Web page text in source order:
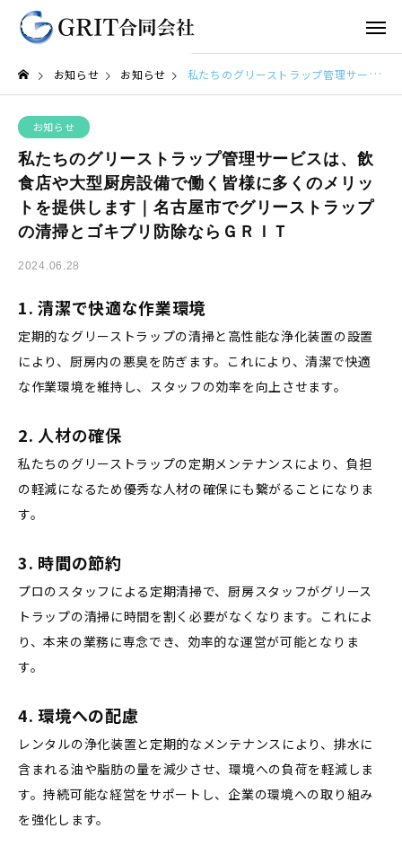
お知らせ お知らせ 私たちのグリーストラップ管理サービスは、飲食店や大型厨房設備で働く皆様に多くのメリットを提供します｜名古屋市でグリーストラップの清掃とゴキブリ防除ならＧＲＩＴ
お知らせ
私たちのグリーストラップ管理サービスは、飲
食店や大型厨房設備で働く皆様に多くのメリッ
トを提供します｜名古屋市でグリーストラップ
の清掃とゴキブリ防除ならＧＲＩＴ
2024.06.28
1.清潔で快適な作業環境
定期的なグリーストラップの清掃と高性能な浄化装置の設置
により、厨房内の悪臭を防ぎます。これにより、清潔で快適
な作業環境を維持し、スタッフの効率を向上させます。
2. 人材の確保
私たちのグリーストラップの定期メンテナンスにより、負担
の軽減になるため優秀な人材の確保にも繋がることになりま
す。
3. 時間の節約
プロのスタッフによる定期清掃で、厨房スタッフがグリース
トラップの清掃に時間を割く必要がなくなります。これによ
り、本来の業務に専念でき、効率的な運営が可能となりま
す。
4.環境への配慮
レンタルの浄化装置と定期的なメンテナンスにより、排水に
含まれる油や脂肪の量を減少させ、環境への負荷を軽減しま
す。持続可能な経営をサポートし、企業の環境への取り組み
を強化します。